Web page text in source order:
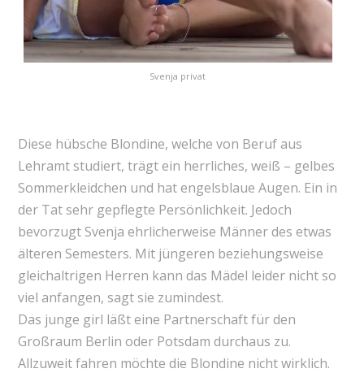
Svenja privat
Diese hübsche Blondine, welche von Beruf aus
Lehramt studiert, trägt ein herrliches, weiß – gelbes
Sommerkleidchen und hat engelsblaue Augen. Ein in
der Tat sehr gepflegte Persönlichkeit. Jedoch
bevorzugt Svenja ehrlicherweise Männer des etwas
älteren Semesters. Mit jüngeren beziehungsweise
gleichaltrigen Herren kann das Mädel leider nicht so
viel anfangen, sagt sie zumindest.
Das junge girl läßt eine Partnerschaft für den
Großraum Berlin oder Potsdam durchaus zu.
Allzuweit fahren möchte die Blondine nicht wirklich.